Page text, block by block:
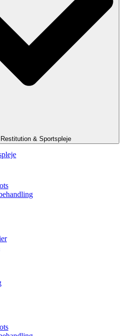
& Sportspleje